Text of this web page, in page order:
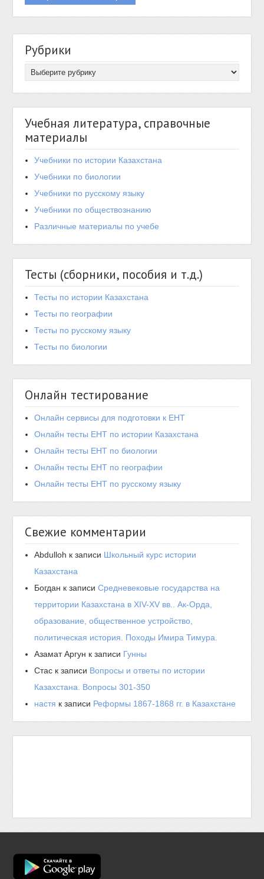
Рубрики
Учебная литература, справочные
материалы
Учебники по истории Казахстана
Учебники по биологии
Учебники по русскому языку
Учебники по обществознанию
Различные материалы по учебе
Тесты (сборники, пособия и т.д.)
Тесты по истории Казахстана
Тесты по географии
Тесты по русскому языку
Тесты по биологии
Онлайн тестирование
Онлайн сервисы для подготовки к ЕНТ
Онлайн тесты ЕНТ по истории Казахстана
Онлайн тесты ЕНТ по биологии
Онлайн тесты ЕНТ по географии
Онлайн тесты ЕНТ по русскому языку
Свежие комментарии
Abdulloh к записи Школьный курс истории
Казахстана
Богдан к записиСредневековые государства на
территории Казахстана в XIV-XV вв.. Ак-Орда,
образование, общественное устройство,
политическая история. Походы Имира Тимура.
Азамат Аргун к записи Гунны
Стас к записи Вопросы и ответы по истории
Казахстана. Вопросы 301-350
настя к записи Реформы 1867-1868 гг. в Казахстане